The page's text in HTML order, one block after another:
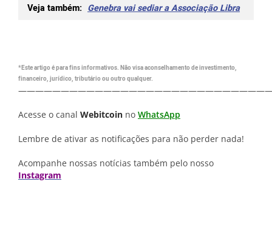
Veja também: Genebra vai sediar a Associação Libra
*Este artigo é para fins informativos. Não visa aconselhamento de investimento,
financeiro, jurídico, tributário ou outro qualquer.
Acesse o canal Webitcoin no WhatsApp
Lembre de ativar as notificações para não perder nada!
Acompanhe nossas notícias também pelo nosso
Instagram